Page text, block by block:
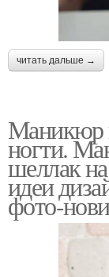
читать дальше →
Маникюр
ногти.
шеллак
идеи
фото-